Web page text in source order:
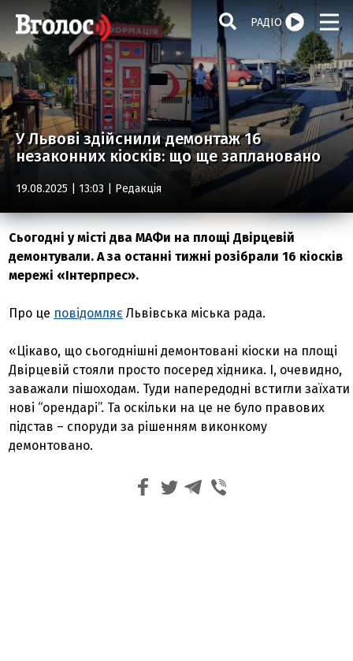
РАДІО
У Львові здійснили демонтаж 16
незаконних кіосків: що ще заплановано
19.08.2025 | 13:03 | Редакція
Сьогодні у місті два МАФи на площі Двірцевій
демонтували. А за останні тижні розібрали 16 кіосків
мережі «Інтерпрес».
Про це повідомляє Львівська міська рада.
«Цікаво, що сьогоднішні демонтовані кіоски на площі
Двірцевій стояли просто посеред хідника. І, очевидно,
заважали пішоходам. Туди напередодні встигли заїхати
нові “орендарі”. Та оскільки на це не було правових
підстав – споруди за рішенням виконкому
демонтовано.